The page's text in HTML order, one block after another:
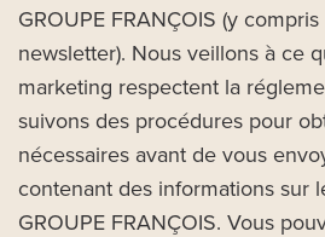
GROUPE FRANÇOIS (y compris
newsletter). Nous veillons à ce
marketing respectent la
suivons des procédures pour
nécessaires avant de vous
contenant des informations sur
GROUPE FRANÇOIS. Vous